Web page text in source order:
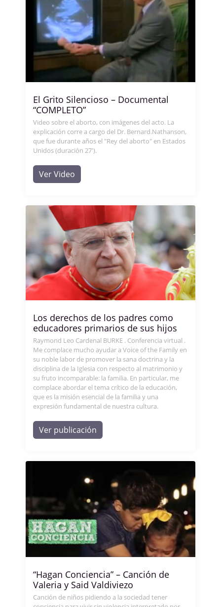
El Grito Silencioso – Documental
“COMPLETO”
Video sobre el aborto, con imágenes del acto. La
explicación corre a cargo del Dr. Bernard.Nathanson,
que fue durante años el "Rey del aborto" en Estados
Unidos (duración 27').
Ver Video
Los derechos de los padres como
educadores primarios de sus hijos
Raymond Leo Cardenal BURKE . Conferencia virtual .
Me complace mucho ayudar a Voice of the Family en
su noble labor de promover la sana doctrina y la
disciplina de la Iglesia con respecto al matrimonio y
su fruto incomparable: la familia. En particular, me
complace abordar el tema crítico de la educación,
que es la misión esencial de la familia y una
expresión fundamental de nuestra cultura.
Ver publicación
“Hagan Conciencia” – Canción de
Valeria y Said Valdiviezo
Canción de niños pidiendo a la sociedad tener